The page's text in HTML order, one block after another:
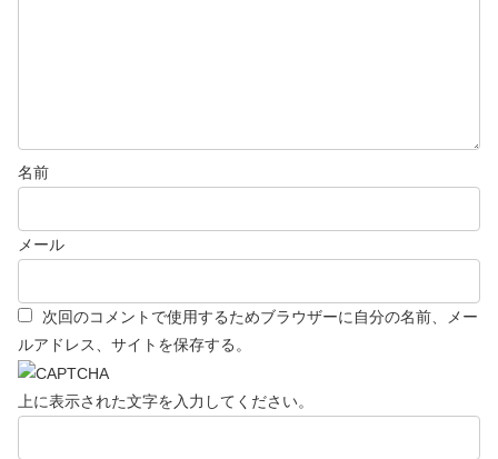
名前
メール
次回のコメントで使用するためブラウザーに自分の名前、メー
ルアドレス、サイトを保存する。
上に表示された文字を入力してください。